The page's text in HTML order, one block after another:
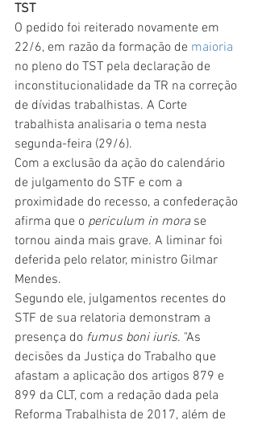
TST
O pedido foi reiterado novamente em
22/6, em razão da formação de maioria
no pleno do TST pela declaração de
inconstitucionalidade da TR na correção
de dívidas trabalhistas. A Corte
trabalhista analisaria o tema nesta
segunda-feira (29/6).
Com a exclusão da ação do calendário
de julgamento do STF e com a
proximidade do recesso, a confederação
afirma que o periculum in mora se
tornou ainda mais grave. A liminar foi
deferida pelo relator, ministro Gilmar
Mendes.
Segundo ele, julgamentos recentes do
STF de sua relatoria demonstram a
presença do fumus boni iuris. "As
decisões da Justiça do Trabalho que
afastam a aplicação dos artigos 879 e
899 da CLT, com a redação dada pela
Reforma Trabalhista de 2017, além de